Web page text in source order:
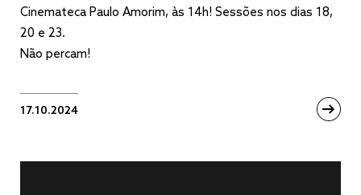
Cinemateca Paulo Amorim, às 14h! Sessões nos dias 18,
20 e 23.
Não percam!
17.10.2024